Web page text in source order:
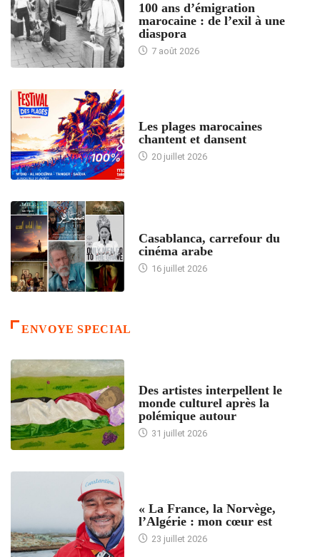
100 ans d’émigration
marocaine : de l’exil à une
diaspora
7 août 2026
Les plages marocaines
chantent et dansent
20 juillet 2026
Casablanca, carrefour du
cinéma arabe
16 juillet 2026
ENVOYE SPECIAL
Des artistes interpellent le
monde culturel après la
polémique autour
31 juillet 2026
« La France, la Norvège,
l’Algérie : mon cœur est
23 juillet 2026